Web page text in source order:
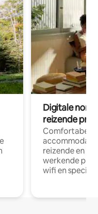
Digitale
reizende
Comfortabele
reizende en
werkende
wifi en